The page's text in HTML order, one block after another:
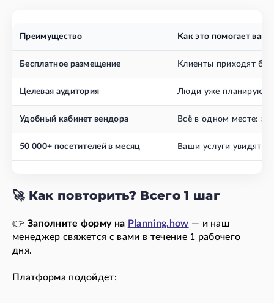
Преимущество Как это помогает вам
Бесплатное размещение Клиенты приходят без
Целевая аудитория Люди уже планируют
Удобный кабинет вендора Всё в одном месте:
50 000+ посетителей в месяц Ваши услуги увидят
🚀 Как повторить? Всего 1 шаг
👉 Заполните форму на Planning.how — и наш
менеджер свяжется с вами в течение 1 рабочего
дня.
Платформа подойдет: